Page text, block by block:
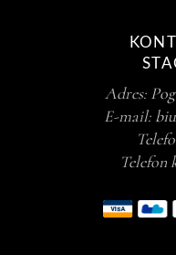
Adres:
E-mail:
Telefon